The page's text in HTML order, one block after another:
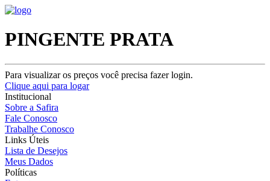
PINGENTE PRATA
Para visualizar os preços você precisa fazer login.
Clique aqui para logar
Institucional
Sobre a Safira
Fale Conosco
Trabalhe Conosco
Links Úteis
Lista de Desejos
Meus Dados
Políticas